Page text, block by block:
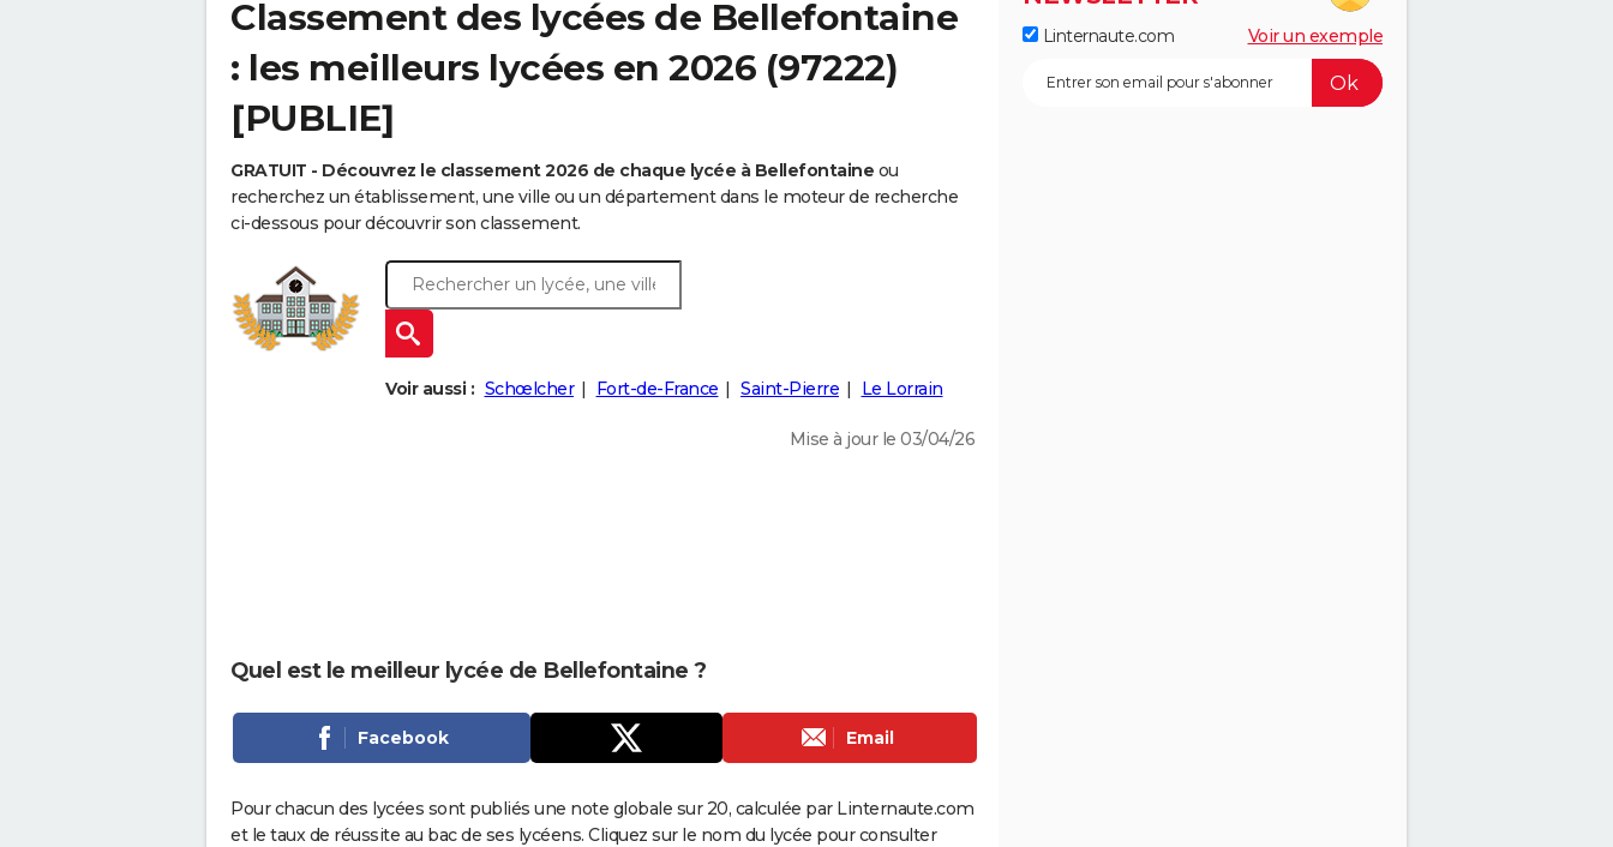
Classement des lycées de Bellefontaine
: les meilleurs lycées en 2026 (97222)
[PUBLIE]
GRATUIT - Découvrez le classement 2026 de chaque lycée à Bellefontaine ou
recherchez un établissement, une ville ou un département dans le moteur de recherche
ci-dessous pour découvrir son classement.
Voir aussi : Schœlcher Fort-de-France Saint-Pierre Le Lorrain
Mise à jour le 03/04/26
Quel est le meilleur lycée de Bellefontaine ?
Facebook Email
Pour chacun des lycées sont publiés une note globale sur 20, calculée par Linternaute.com
et le taux de réussite au bac de ses lycéens. Cliquez sur le nom du lycée pour consulter
Linternaute.com Voir un exemple